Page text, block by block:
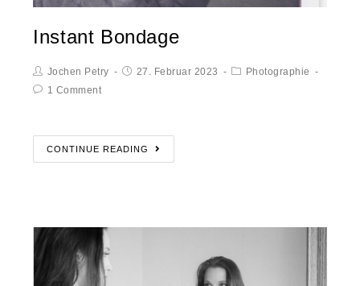
Instant Bondage
Jochen Petry 27. Februar 2023
Photographie
1 Comment
CONTINUE READING